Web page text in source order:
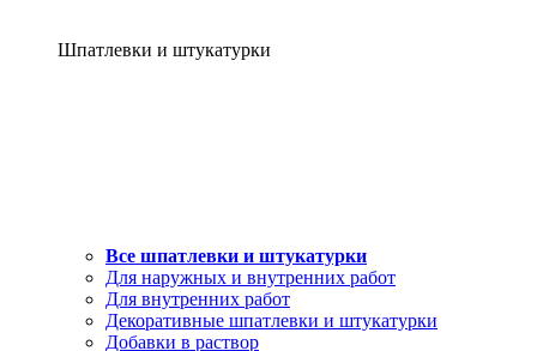
Шпатлевки и штукатурки
Все шпатлевки и штукатурки
Для наружных и внутренних работ
Для внутренних работ
Декоративные шпатлевки и штукатурки
Добавки в раствор